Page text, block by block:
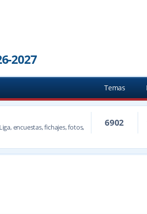
2027
Temas
encuestas, fichajes, fotos,
6902